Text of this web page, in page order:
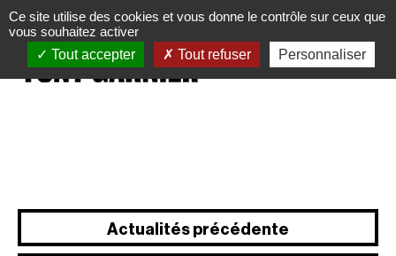
Actualités précédente
Panneau de gestion des cookies
Ce site utilise des cookies et vous donne le contrôle sur ceux que
vous souhaitez activer
Tout accepter
Tout refuser Personnaliser